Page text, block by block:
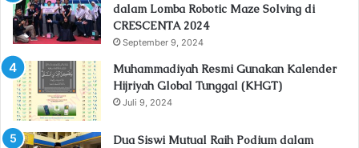
dalam Lomba Robotic Maze Solving di
CRESCENTA 2024
September 9, 2024
Muhammadiyah Resmi Gunakan Kalender
Hijriyah Global Tunggal (KHGT)
Juli 9, 2024
Dua Siswi Mutual Raih Podium dalam